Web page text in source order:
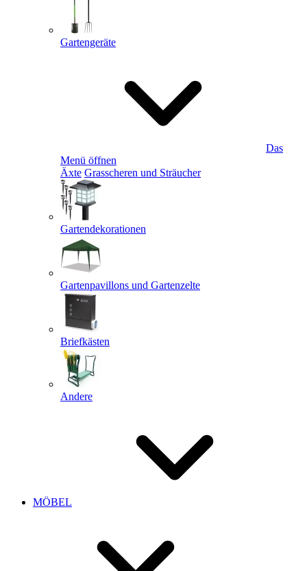
Gartengeräte
Das
Menü öffnen
Äxte Grasscheren und Sträucher
Gartendekorationen
Gartenpavillons und Gartenzelte
Briefkästen
Andere
MÖBEL